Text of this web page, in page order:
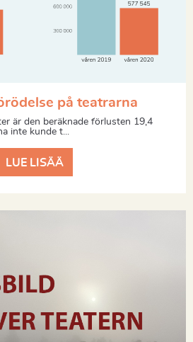
på teatrarna
är den beräknade förlusten 19,4
inte kunde t...
LUE LISÄÄ